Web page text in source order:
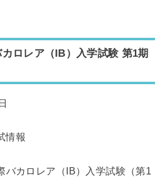
ロレア（IB）入学試験 第1期
情報
バカロレア（IB）入学試験（第1